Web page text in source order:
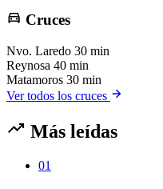
Cruces
Nvo. Laredo 30 min
Reynosa 40 min
Matamoros 30 min
Ver todos los cruces
Más leídas
01